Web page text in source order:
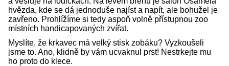
hvězda, kde se dá jednoduše najíst a napít, ale bohužel je
zavřeno. Prohlížíme si tedy aspoň volně přístupnou zoo
místních handicapovaných zvířat.
Myslíte, že krkavec má velký stisk zobáku? Vyzkoušeli
jsme to. Ano, klidně by vám ucvaknul prst! Nestrkejte mu
ho proto do klece.